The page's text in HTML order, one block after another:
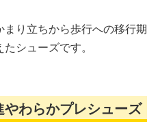
り立ちから歩行への移行期
シューズです。
わらかプレシューズ